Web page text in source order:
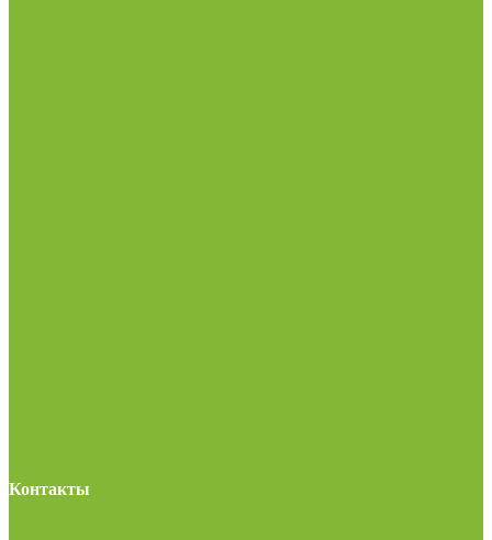
Контакты